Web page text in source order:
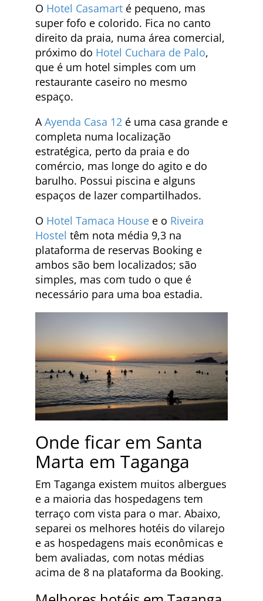
O Hotel Casamart é pequeno, mas
super fofo e colorido. Fica no canto
direito da praia, numa área comercial,
próximo do Hotel Cuchara de Palo,
que é um hotel simples com um
restaurante caseiro no mesmo
espaço.
A Ayenda Casa 12 é uma casa grande e
completa numa localização
estratégica, perto da praia e do
comércio, mas longe do agito e do
barulho. Possui piscina e alguns
espaços de lazer compartilhados.
O Hotel Tamaca House e o Riveira
Hostel têm nota média 9,3 na
plataforma de reservas Booking e
ambos são bem localizados; são
simples, mas com tudo o que é
necessário para uma boa estadia.
Onde ficar em Santa
Marta em Taganga
Em Taganga existem muitos albergues
e a maioria das hospedagens tem
terraço com vista para o mar. Abaixo,
separei os melhores hotéis do vilarejo
e as hospedagens mais econômicas e
bem avaliadas, com notas médias
acima de 8 na plataforma da Booking.